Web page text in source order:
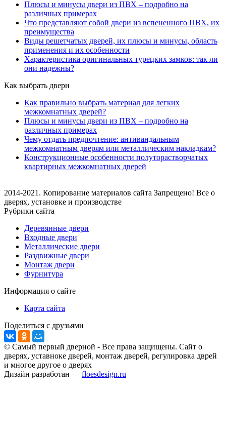
Плюсы и минусы двери из ПВХ – подробно на
различных примерах
Что представляют собой двери из вспененного ПВХ, их
преимущества
Виды решетчатых дверей, их плюсы и минусы, область
применения и их особенности
Характеристика оригинальных турецких замков: так ли
они надежны?
Как выбрать двери
Как правильно выбрать материал для легких
межкомнатных дверей?
Плюсы и минусы двери из ПВХ – подробно на
различных примерах
Чему отдать предпочтение: антивандальным
межкомнатным дверям или металлическим накладкам?
Конструкционные особенности полуторастворчатых
квартирных межкомнатных дверей
2014-2021. Копирование материалов сайта Запрещено! Все о
дверях, установке и производстве
Рубрики сайта
Деревянные двери
Входные двери
Металлические двери
Раздвижные двери
Монтаж двери
Фурнитура
Информация о сайте
Карта сайта
Поделиться с друзьями
© Самый первый дверной - Все права защищены. Сайт о
дверях, уставноке дверей, монтаж дверей, регулировка дврей
и многое другое о дверях
Дизайн разработан — floesdesign.ru